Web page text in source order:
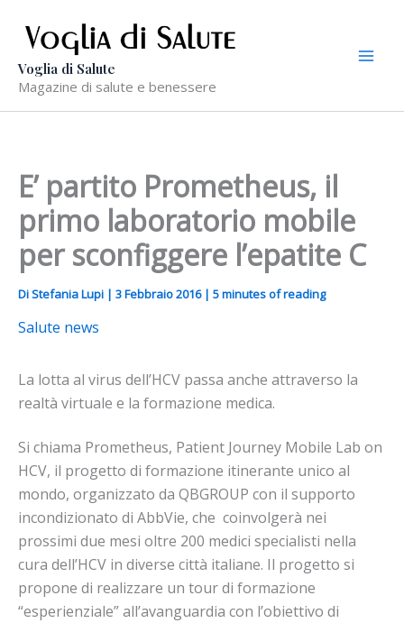
contenuto
Voglia di Salute
Magazine di salute e benessere
E’ partito Prometheus, il
primo laboratorio mobile
per sconfiggere l’epatite C
DiStefania Lupi | 3 Febbraio 2016 | 5 minutes of reading
Salute news
La lotta al virus dell’HCV passa anche attraverso la
realtà virtuale e la formazione medica.
Si chiama Prometheus, Patient Journey Mobile Lab on
HCV, il progetto di formazione itinerante unico al
mondo, organizzato da QBGROUP con il supporto
incondizionato di AbbVie, che coinvolgerà nei
prossimi due mesi oltre 200 medici specialisti nella
cura dell’HCV in diverse città italiane. Il progetto si
propone di realizzare un tour di formazione
“esperienziale” all’avanguardia con l’obiettivo di